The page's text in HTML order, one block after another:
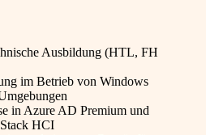
Ausbildung (HTL, FH
im Betrieb von Windows
in Azure AD Premium und
HCI